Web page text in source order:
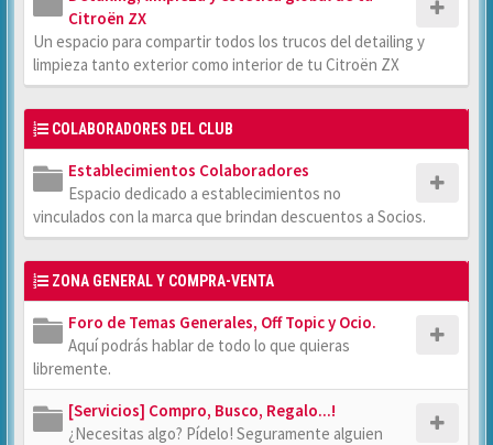
Citroën ZX
Un espacio para compartir todos los trucos del detailing y
limpieza tanto exterior como interior de tu Citroën ZX
COLABORADORES DEL CLUB
Establecimientos Colaboradores
Espacio dedicado a establecimientos no
vinculados con la marca que brindan descuentos a Socios.
ZONA GENERAL Y COMPRA-VENTA
Foro de Temas Generales, Off Topic y Ocio.
Aquí podrás hablar de todo lo que quieras
libremente.
[Servicios] Compro, Busco, Regalo...!
¿Necesitas algo? Pídelo! Seguramente alguien